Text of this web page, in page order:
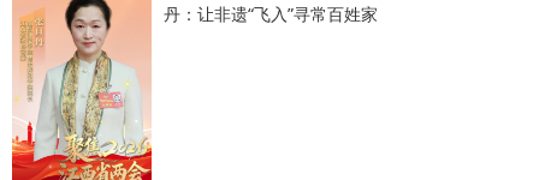
丹：让非遗“飞入”寻常百姓家